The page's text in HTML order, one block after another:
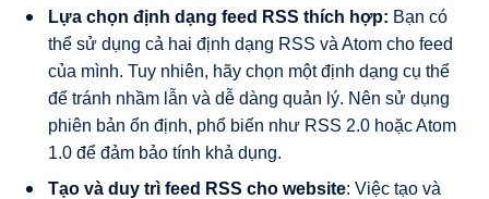
Lựa chọn định dạng feed RSS thích hợp: Bạn có
thể sử dụng cả hai định dạng RSS và Atom cho feed
của mình. Tuy nhiên, hãy chọn một định dạng cụ thể
để tránh nhầm lẫn và dễ dàng quản lý. Nên sử dụng
phiên bản ổn định, phổ biến như RSS 2.0 hoặc Atom
1.0 để đảm bảo tính khả dụng.
Tạo và duy trì feed RSS cho website: Việc tạo và